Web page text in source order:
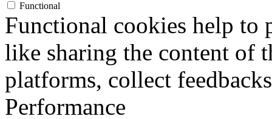
Functional
Functional cookies help to
like sharing the content of
platforms, collect
Performance